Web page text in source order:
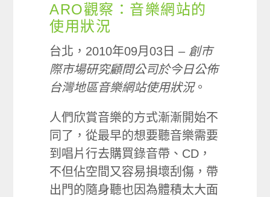
ARO觀察：音樂網站的
使用狀況
台北，2010年09月03日 – 創市
際市場研究顧問公司於今日公佈
台灣地區音樂網站使用狀況。
人們欣賞音樂的方式漸漸開始不
同了，從最早的想要聽音樂需要
到唱片行去購買錄音帶、CD，
不但佔空間又容易損壞刮傷，帶
出門的隨身聽也因為體積太大面